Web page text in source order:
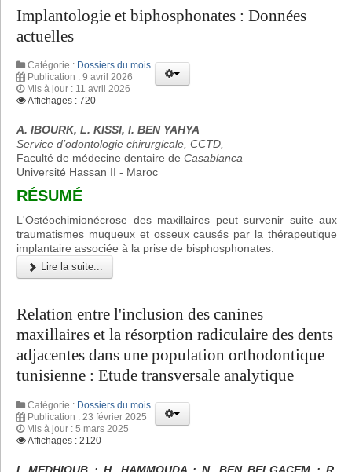
Implantologie et biphosphonates : Données
actuelles
Catégorie : Dossiers du mois
Publication : 9 avril 2026
Mis à jour : 11 avril 2026
Affichages : 720
A. IBOURK, L. KISSI, I. BEN YAHYA
Service d’odontologie chirurgicale, CCTD,
Faculté de médecine dentaire de Casablanca
Université Hassan II - Maroc
RÉSUMÉ
L'Ostéochimionécrose des maxillaires peut survenir suite aux
traumatismes muqueux et osseux causés par la thérapeutique
implantaire associée à la prise de bisphosphonates.
Lire la suite...
Relation entre l'inclusion des canines
maxillaires et la résorption radiculaire des dents
adjacentes dans une population orthodontique
tunisienne : Etude transversale analytique
Catégorie : Dossiers du mois
Publication : 23 février 2025
Mis à jour : 5 mars 2025
Affichages : 2120
I. MEDHIOUB ; H. HAMMOUDA ; N. BEN BELGACEM ; R.